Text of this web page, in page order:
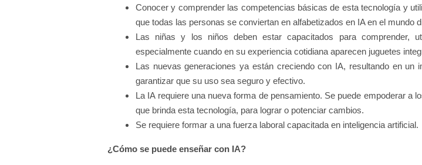
Conocer y comprender las competencias básicas de esta tecnología y
que todas las personas se conviertan en alfabetizados en IA en el mundo
Las niñas y los niños deben estar capacitados para comprender,
especialmente cuando en su experiencia cotidiana aparecen juguetes
Las nuevas generaciones ya están creciendo con IA, resultando en
garantizar que su uso sea seguro y efectivo.
La IA requiere una nueva forma de pensamiento. Se puede empoderar a
que brinda esta tecnología, para lograr o potenciar cambios.
Se requiere formar a una fuerza laboral capacitada en inteligencia artificial.
¿Cómo se puede enseñar con IA?